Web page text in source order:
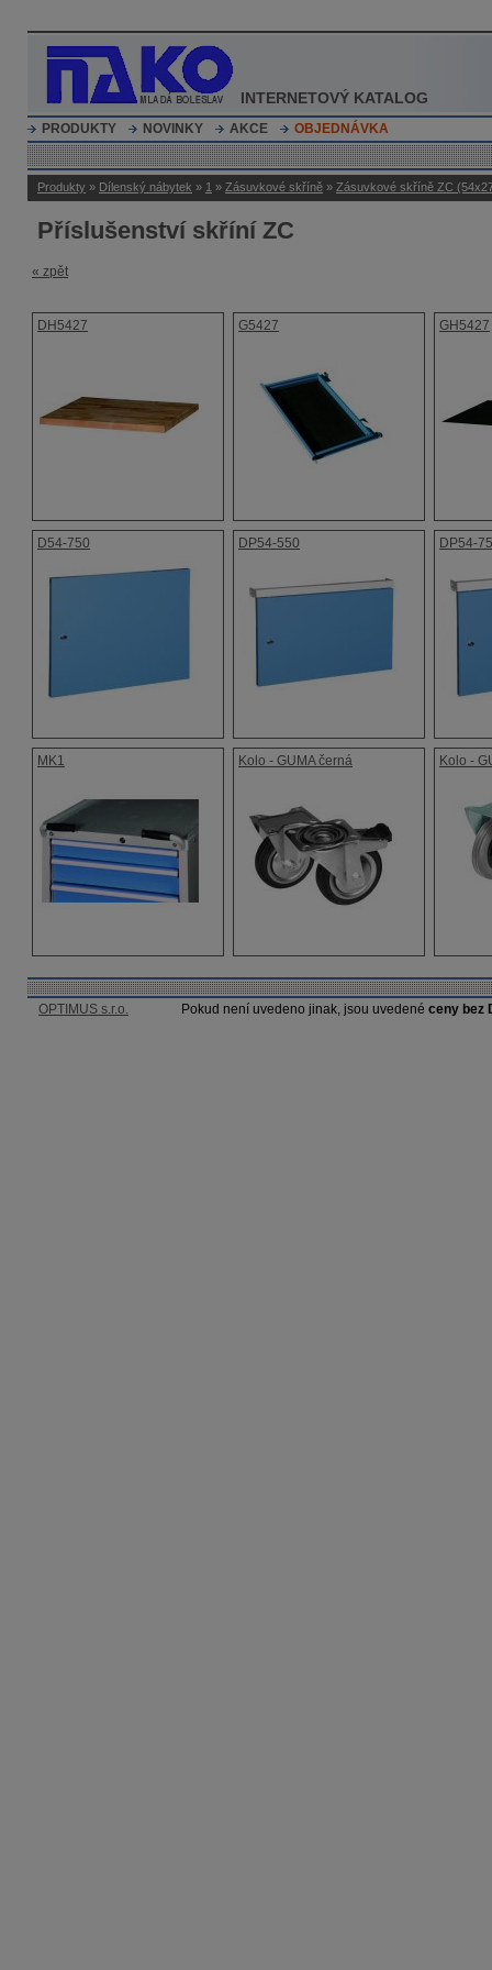
INTERNETOVÝ KATALOG
PRODUKTY NOVINKY AKCE OBJEDNÁVKA
Produkty » Dílenský nábytek » 1 » Zásuvkové skříně » Zásuvkové skříně ZC
Příslušenství skříní ZC
« zpět
DH5427 G5427 GH5427
D54-750 DP54-550 DP54-
MK1 Kolo - GUMA černá Kolo -
OPTIMUS s.r.o. Pokud není uvedeno jinak, jsou uvedené ceny bez